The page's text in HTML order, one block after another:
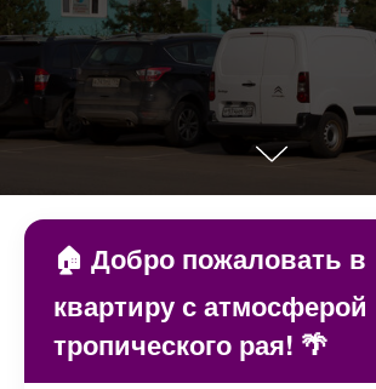
🏠 Добро пожаловать в
квартиру с атмосферой
тропического рая! 🌴